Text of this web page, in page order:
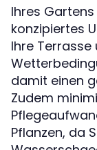
Ihres
konzipiertes
Ihre
damit einen
Zudem
Pflanzen, da